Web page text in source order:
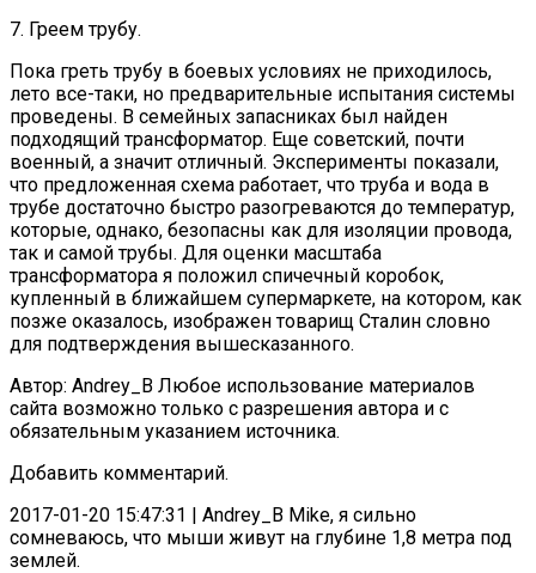
7. Греем трубу.
Пока греть трубу в боевых условиях не приходилось,
лето все-таки, но предварительные испытания системы
проведены. В семейных запасниках был найден
подходящий трансформатор. Еще советский, почти
военный, а значит отличный. Эксперименты показали,
что предложенная схема работает, что труба и вода в
трубе достаточно быстро разогреваются до температур,
которые, однако, безопасны как для изоляции провода,
так и самой трубы. Для оценки масштаба
трансформатора я положил спичечный коробок,
купленный в ближайшем супермаркете, на котором, как
позже оказалось, изображен товарищ Сталин словно
для подтверждения вышесказанного.
Автор: Andrey_B Любое использование материалов
сайта возможно только с разрешения автора и с
обязательным указанием источника.
Добавить комментарий.
2017-01-20 15:47:31 | Andrey_B Mike, я сильно
сомневаюсь, что мыши живут на глубине 1,8 метра под
землей.